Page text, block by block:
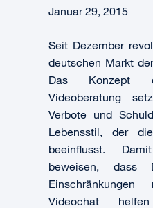
Januar 29, 2015
Seit Dezember
deutschen Markt
Das Konzept
Videoberatung
Verbote und
Lebensstil, der
beeinflusst.
beweisen, dass
Videochat